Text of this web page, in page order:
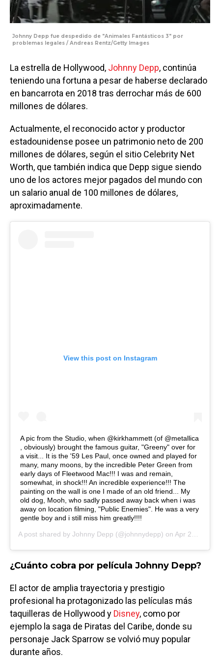
Johnny Depp fue despedido de "Animales Fantásticos 3" por
problemas legales / Andreas Rentz/Getty Images
La estrella de Hollywood, Johnny Depp, continúa
teniendo una fortuna a pesar de haberse declarado
en bancarrota en 2018 tras derrochar más de 600
millones de dólares.
Actualmente, el reconocido actor y productor
estadounidense posee un patrimonio neto de 200
millones de dólares, según el sitio Celebrity Net
Worth, que también indica que Depp sigue siendo
uno de los actores mejor pagados del mundo con
un salario anual de 100 millones de dólares,
aproximadamente.
View this post on Instagram
A pic from the Studio, when @kirkhammett (of @metallica
, obviously) brought the famous guitar, "Greeny" over for
a visit... It is the '59 Les Paul, once owned and played for
many, many moons, by the incredible Peter Green from
early days of Fleetwood Mac!!! I was and remain,
somewhat, in shock!!! An incredible experience!!! The
painting on the wall is one I made of an old friend... My
old dog, Mooh, who sadly passed away back when i was
away on location filming, "Public Enemies". He was a very
gentle boy and i still miss him greatly!!!!
A post shared by Johnny Depp (@johnnydepp) on Apr 20, 2020 at 11:06am PDT
¿Cuánto cobra por película Johnny Depp?
El actor de amplia trayectoria y prestigio
profesional ha protagonizado las películas más
taquilleras de Hollywood y Disney, como por
ejemplo la saga de Piratas del Caribe, donde su
personaje Jack Sparrow se volvió muy popular
durante años.